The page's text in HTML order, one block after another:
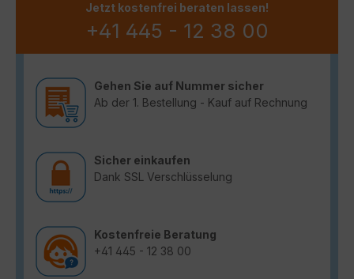
Jetzt kostenfrei beraten lassen!
+41 445 - 12 38 00
Gehen Sie auf Nummer sicher
Ab der 1. Bestellung - Kauf auf Rechnung
Sicher einkaufen
Dank SSL Verschlüsselung
Kostenfreie Beratung
+41 445 - 12 38 00